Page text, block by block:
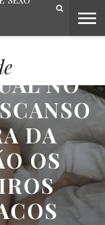
NO
DA
OS